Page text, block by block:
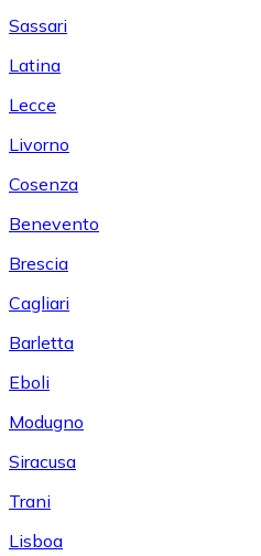
Sassari
Latina
Lecce
Livorno
Cosenza
Benevento
Brescia
Cagliari
Barletta
Eboli
Modugno
Siracusa
Trani
Lisboa